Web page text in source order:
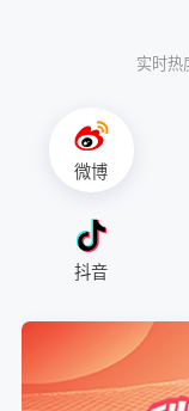
实时热
微博
抖音